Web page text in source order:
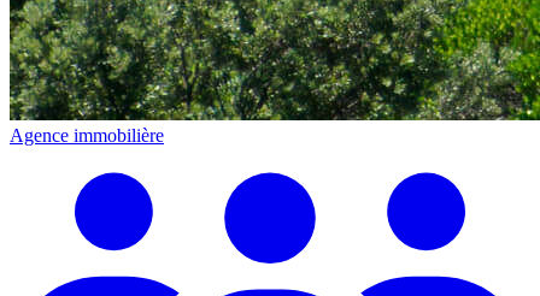
Agence immobilière